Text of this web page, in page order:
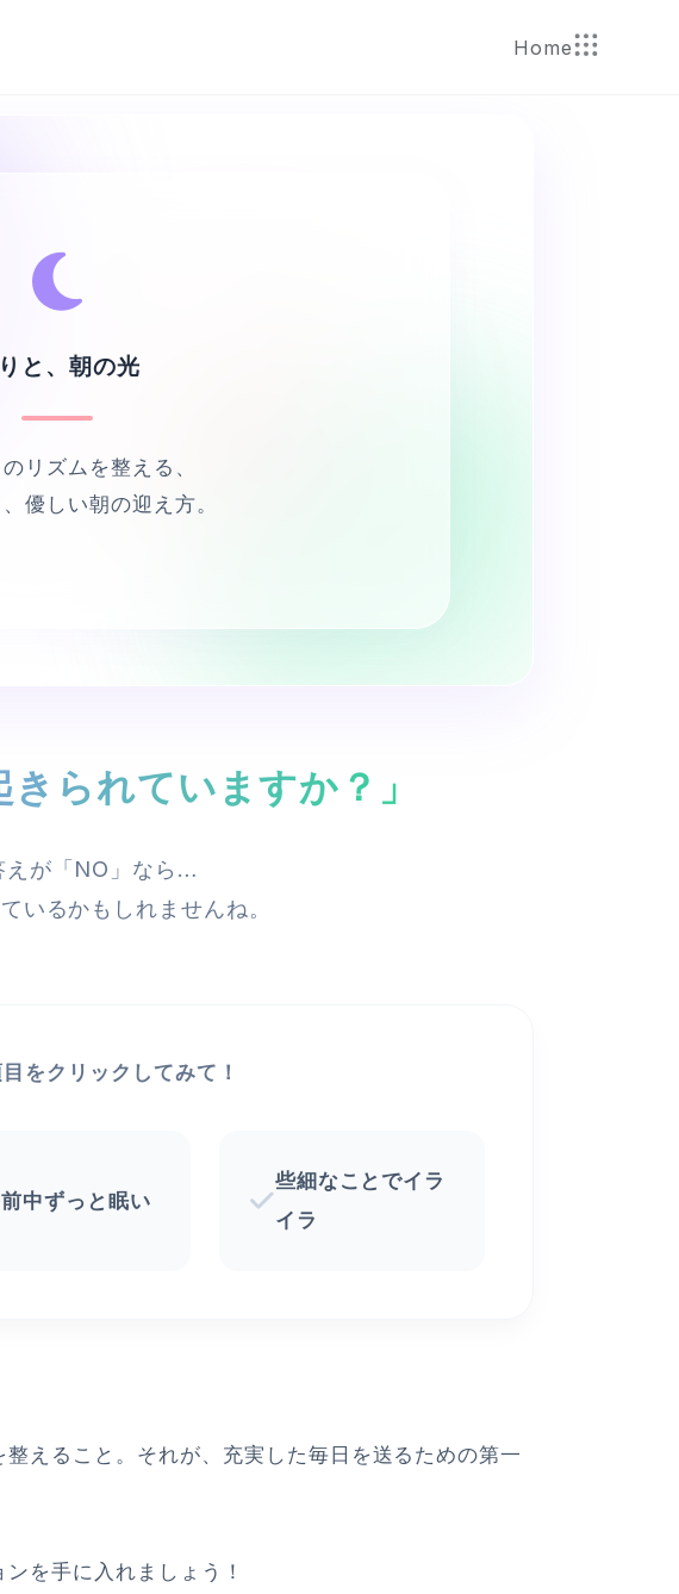
Home
と、朝の光
リズムを整える、
優しい朝の迎え方。
きられていますか？」
えが「NO」なら…
いるかもしれませんね。
をクリックしてみて！
中ずっと眠い
些細なことでイラ
イラ
えること。それが、充実した毎日を送るための第一
を手に入れましょう！